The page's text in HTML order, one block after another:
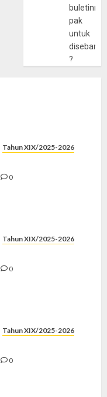
pak
untuk
?
Tahun XIX/2025-2026
0
Tahun XIX/2025-2026
0
Tahun XIX/2025-2026
0